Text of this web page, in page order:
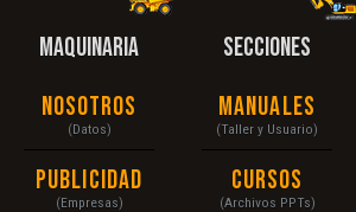
MAQUINARIA
Nosotros
(Datos)
Publicidad
(Empresas)
SECCIONES
Manuales
(Taller y Usuario)
Cursos
(Archivos PPTs)